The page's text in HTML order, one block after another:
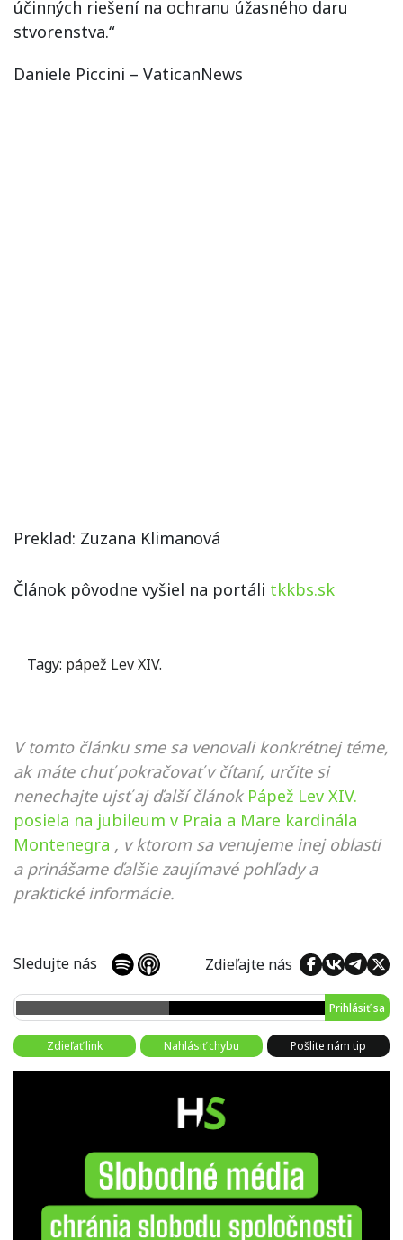
účinných riešení na ochranu úžasného daru
stvorenstva.“
Daniele Piccini – VaticanNews
Preklad: Zuzana Klimanová
Článok pôvodne vyšiel na portáli tkkbs.sk
Tagy: pápež Lev XIV.
V tomto článku sme sa venovali konkrétnej téme,
ak máte chuť pokračovať v čítaní, určite si
nenechajte ujsť aj ďalší článok Pápež Lev XIV.
posiela na jubileum v Praia a Mare kardinála
Montenegra , v ktorom sa venujeme inej oblasti
a prinášame ďalšie zaujímavé pohľady a
praktické informácie.
Sledujte nás Zdieľajte nás
Prihlásiť sa
Zdieľať link Nahlásiť chybu Pošlite nám tip